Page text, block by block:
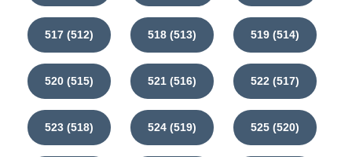
517 (512) 518 (513) 519 (514)
520 (515) 521 (516) 522 (517)
523 (518) 524 (519) 525 (520)